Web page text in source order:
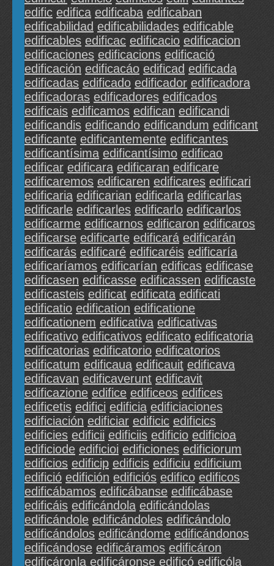
edific edifica edificaba edificaban
edificabilidad edificabilidades edificable
edificables edificac edificacio edificacion
edificaciones edificacions edificació
edificación edificacáo edificad edificada
edificadas edificado edificador edificadora
edificadoras edificadores edificados
edificais edificamos edifican edificandi
edificandis edificando edificandum edificant
edificante edificantemente edificantes
edificantísima edificantísimo edificao
edificar edificara edificaran edificare
edificaremos edificaren edificares edificari
edificaria edificarian edificarla edificarlas
edificarle edificarles edificarlo edificarlos
edificarme edificarnos edificaron edificaros
edificarse edificarte edificará edificarán
edificarás edificaré edificaréis edificaría
edificaríamos edificarían edificas edificase
edificasen edificasse edificassen edificaste
edificasteis edificat edificata edificati
edificatio edification edificatione
edificationem edificativa edificativas
edificativo edificativos edificato edificatoria
edificatorias edificatorio edificatorios
edificatum edificaua edificauit edificava
edificavan edificaverunt edificavit
edificazione edifice edificeos edifices
edificetis edifici edificia edificiaciones
edificiación edificiar edificic edificics
edificies edificii edificiis edificio edificioa
edificiode edificioi edificiones edificiorum
edificios edificip edificis edificiu edificium
edifició edifición edificiós edifico edificos
edificábamos edificábanse edificábase
edificáis edificándola edificándolas
edificándole edificándoles edificándolo
edificándolos edificándome edificándonos
edificándose edificáramos edificáron
edificáronla edificáronse edificó edificóla